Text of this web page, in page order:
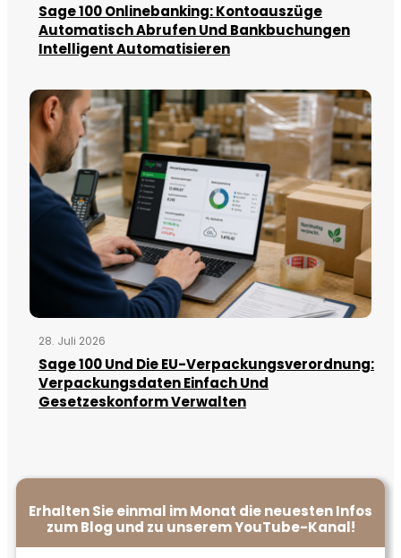
Sage 100 Onlinebanking: Kontoauszüge
Automatisch Abrufen Und Bankbuchungen
Intelligent Automatisieren
28. Juli 2026
Sage 100 Und Die EU-Verpackungsverordnung:
Verpackungsdaten Einfach Und
Gesetzeskonform Verwalten
Erhalten Sie einmal im Monat die neuesten Infos
zum Blog und zu unserem YouTube-Kanal!